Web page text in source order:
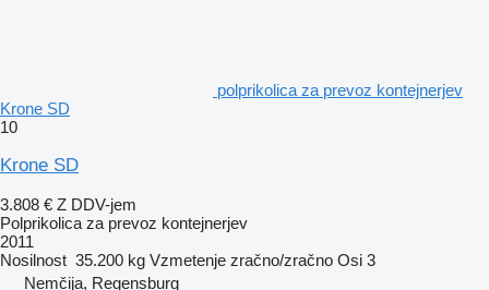
polprikolica za prevoz kontejnerjev
Krone SD
10
Krone SD
3.808 € Z DDV-jem
Polprikolica za prevoz kontejnerjev
2011
Nosilnost 35.200 kg Vzmetenje zračno/zračno Osi 3
Nemčija, Regensburg